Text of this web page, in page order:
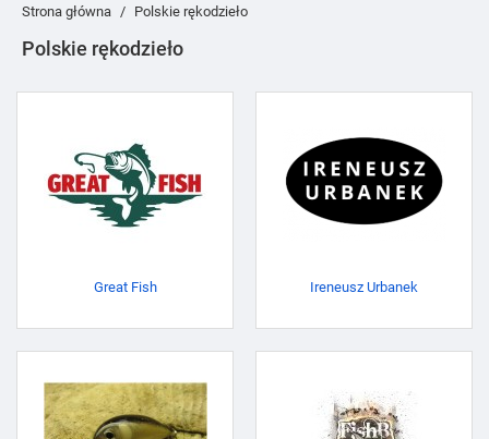
Strona główna Polskie rękodzieło
Polskie rękodzieło
Great Fish Ireneusz Urbanek